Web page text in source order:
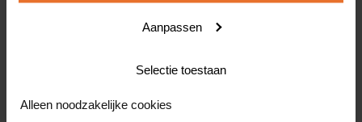
Aanpassen
Selectie toestaan
Alleen noodzakelijke cookies